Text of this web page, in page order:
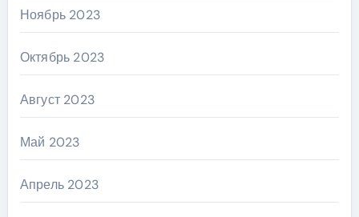
Ноябрь 2023
Октябрь 2023
Август 2023
Май 2023
Апрель 2023